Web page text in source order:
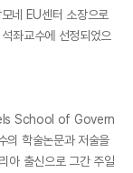
네 EU센터 소장으로
좌교수에 선정되었으
School of Govern
의 학술논문과 저술을
출신으로 그간 주일